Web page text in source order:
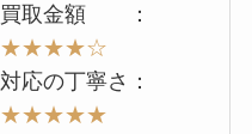
買取金額 ：
★★★★☆
対応の丁寧さ：
★★★★★